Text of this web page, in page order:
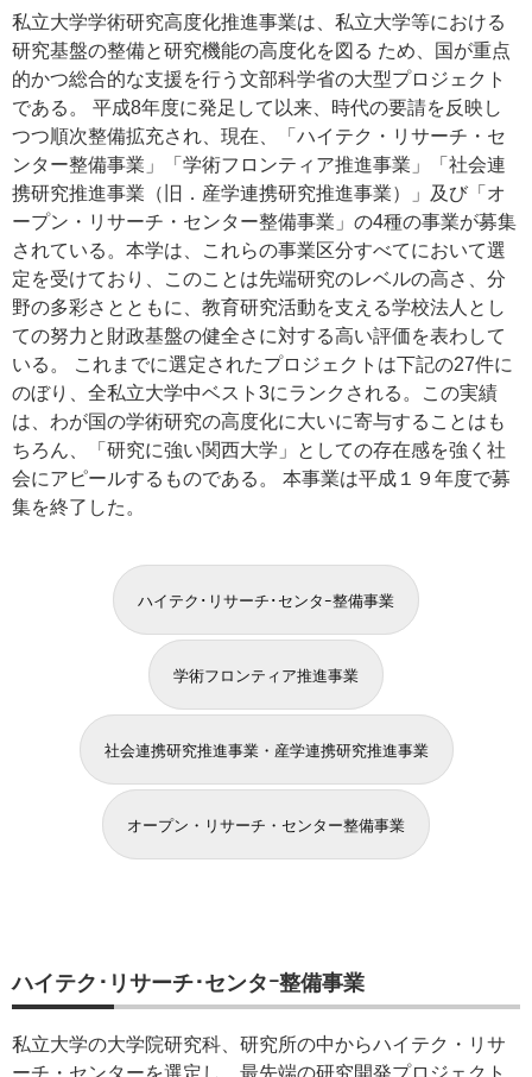
私立大学学術研究高度化推進事業は、私立大学等における
研究基盤の整備と研究機能の高度化を図る ため、国が重点
的かつ総合的な支援を行う文部科学省の大型プロジェクト
である。 平成8年度に発足して以来、時代の要請を反映し
つつ順次整備拡充され、現在、「ハイテク・リサーチ・セ
ンター整備事業」「学術フロンティア推進事業」「社会連
携研究推進事業（旧．産学連携研究推進事業）」及び「オ
ープン・リサーチ・センター整備事業」の4種の事業が募集
されている。本学は、これらの事業区分すべてにおいて選
定を受けており、このことは先端研究のレベルの高さ、分
野の多彩さとともに、教育研究活動を支える学校法人とし
ての努力と財政基盤の健全さに対する高い評価を表わして
いる。 これまでに選定されたプロジェクトは下記の27件に
のぼり、全私立大学中ベスト3にランクされる。この実績
は、わが国の学術研究の高度化に大いに寄与することはも
ちろん、「研究に強い関西大学」としての存在感を強く社
会にアピールするものである。 本事業は平成１９年度で募
集を終了した。
ハイテク･リサーチ･センタｰ整備事業
学術フロンティア推進事業
社会連携研究推進事業・産学連携研究推進事業
オープン・リサーチ・センター整備事業
ハイテク･リサーチ･センタｰ整備事業
私立大学の大学院研究科、研究所の中からハイテク・リサ
ーチ・センターを選定し、最先端の研究開発プロジェクト